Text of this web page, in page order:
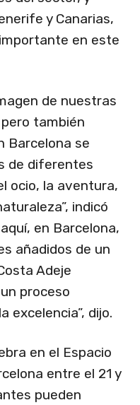
y Canarias,
en este
de nuestras
también
Barcelona se
de diferentes
ocio, la aventura,
indicó
en Barcelona,
añadidos de un
Adeje
proceso
excelencia”, dijo.
en el Espacio
entre el 21 y
pueden